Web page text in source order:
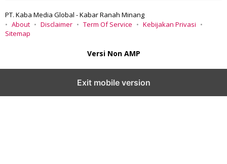
PT. Kaba Media Global - Kabar Ranah Minang
About
Disclaimer Term Of Service
Kebijakan Privasi
Sitemap
Versi Non AMP
Exit mobile version